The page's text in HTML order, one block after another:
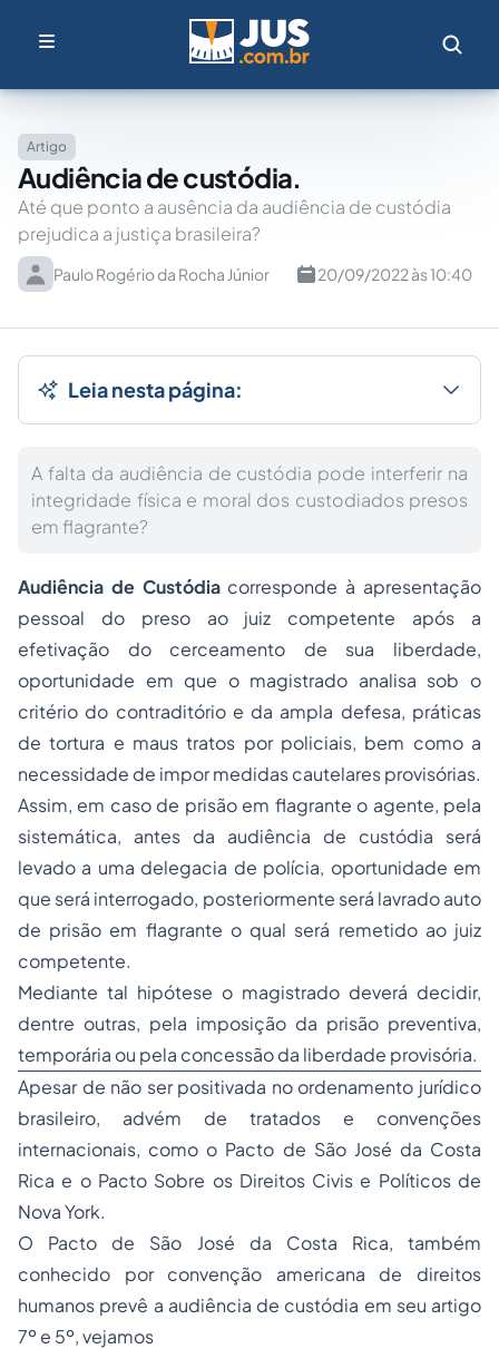
Artigo
Audiência de custódia.
Até que ponto a ausência da audiência de custódia
prejudica a justiça brasileira?
Paulo Rogério da Rocha Júnior 20/09/2022 às 10:40
Leia nesta página:
A falta da audiência de custódia pode interferir na
integridade física e moral dos custodiados presos
em flagrante?
Audiência de Custódiacorresponde à apresentação
pessoal do preso ao juiz competente após a
efetivação do cerceamento de sua liberdade,
oportunidade em que o magistrado analisa sob o
critério do contraditório e da ampla defesa, práticas
de tortura e maus tratos por policiais, bem como a
necessidade de impor medidas cautelares provisórias.
Assim, em caso de prisão em flagrante o agente, pela
sistemática, antes da audiência de custódia será
levado a uma delegacia de polícia, oportunidade em
que será interrogado, posteriormente será lavrado auto
de prisão em flagrante o qual será remetido ao juiz
competente.
Mediante tal hipótese o magistrado deverá decidir,
dentre outras, pela imposição da prisão preventiva,
temporária ou pela concessão da liberdade provisória.
Apesar de não ser positivada no ordenamento jurídico
brasileiro, advém de tratados e convenções
internacionais, como o Pacto de São José da Costa
Rica e o Pacto Sobre os Direitos Civis e Políticos de
Nova York.
O Pacto de São José da Costa Rica, também
conhecido por convenção americana de direitos
humanos prevê a audiência de custódia em seu artigo
7º e 5º, vejamos